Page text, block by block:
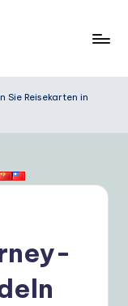
Reisekarten in